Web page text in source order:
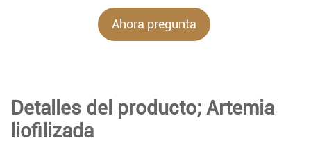
Ahora pregunta
Detalles del producto; Artemia
liofilizada